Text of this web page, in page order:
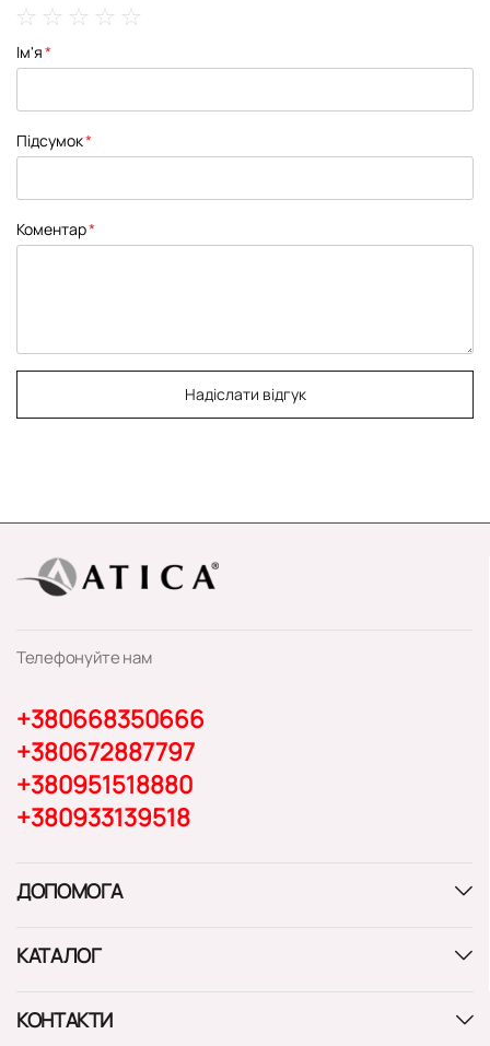
star
stars
stars
stars
stars
Ім'я
Підсумок
Коментар
Надіслати відгук
Телефонуйте нам
+380668350666
+380672887797
+380951518880
+380933139518
ДОПОМОГА
КАТАЛОГ
КОНТАКТИ